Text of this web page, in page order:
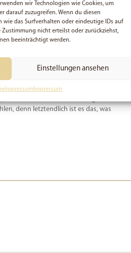
wir Technologien wie Cookies, um
darauf zuzugreifen. Wenn du diesen
wie das Surfverhalten oder eindeutige IDs auf
nicht erteilst oder zurückziehst,
beeinträchtigt werden.
Einstellungen ansehen
Impressum Impressum
dieses Projekt gestartet, um die
hier liest und vielleicht sogar
denn letztendlich ist es das, was